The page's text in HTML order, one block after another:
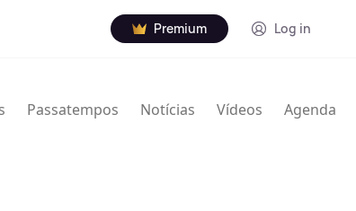
Premium Log in
Passatempos Notícias Vídeos Agenda